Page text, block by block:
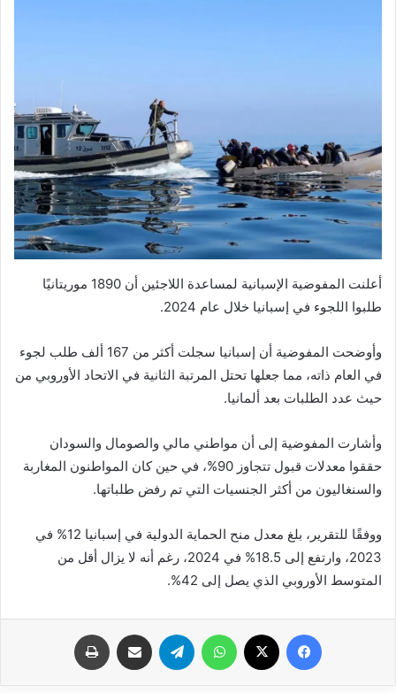
أعلنت المفوضية الإسبانية لمساعدة اللاجئين أن 1890 موريتانيًا
طلبوا اللجوء في إسبانيا خلال عام 2024.
وأوضحت المفوضية أن إسبانيا سجلت أكثر من 167 ألف طلب لجوء
في العام ذاته، مما جعلها تحتل المرتبة الثانية في الاتحاد الأوروبي من
حيث عدد الطلبات بعد ألمانيا.
وأشارت المفوضية إلى أن مواطني مالي والصومال والسودان
حققوا معدلات قبول تتجاوز 90%، في حين كان المواطنون المغاربة
والسنغاليون من أكثر الجنسيات التي تم رفض طلباتها.
ووفقًا للتقرير، بلغ معدل منح الحماية الدولية في إسبانيا 12% في
2023، وارتفع إلى 18.5% في 2024، رغم أنه لا يزال أقل من
المتوسط الأوروبي الذي يصل إلى 42%.
فيسبوك واتساب تيلقرام مشاركة عبر البريد